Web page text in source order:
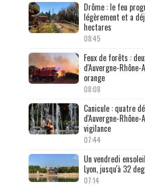
Drôme : le feu
légèrement et a
hectares
08:45
Feux de forêts :
d'Auvergne-
orange
08:08
Canicule : quatre
d'Auvergne-
vigilance
07:44
Un vendredi
Lyon, jusqu'à 32
07:14